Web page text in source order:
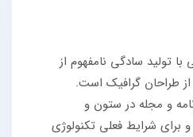
تولید سادگی نامفهوم از
طراحان گرافیک است.
و مجله در ستون و
برای شرایط فعلی تکنولوژی